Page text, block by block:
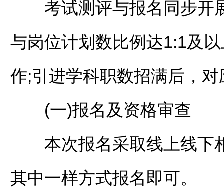
考试测评与报名同步开
与岗位计划数比例达1:1及
作;引进学科职数招满后，
(一)报名及资格审查
本次报名采取线上线下
其中一样方式报名即可。